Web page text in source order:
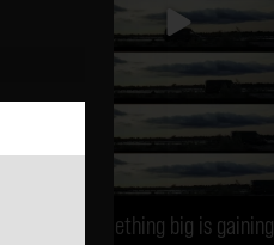
Something big is gaining